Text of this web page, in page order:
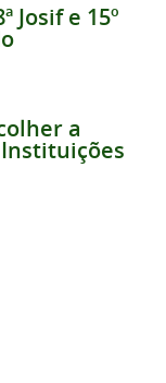
Josif e 15º
a
Instituições